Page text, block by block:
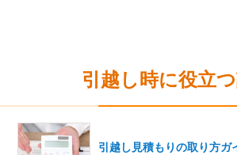
引越し時に役立
引越し見積もりの取り方ガ